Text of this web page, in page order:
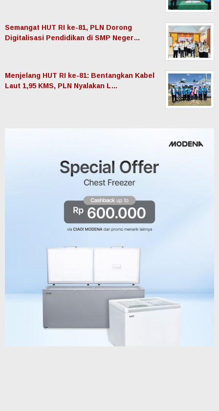
Semangat HUT RI ke-81, PLN Dorong
Digitalisasi Pendidikan di SMP Neger…
Menjelang HUT RI ke-81: Bentangkan Kabel
Laut 1,95 KMS, PLN Nyalakan L…